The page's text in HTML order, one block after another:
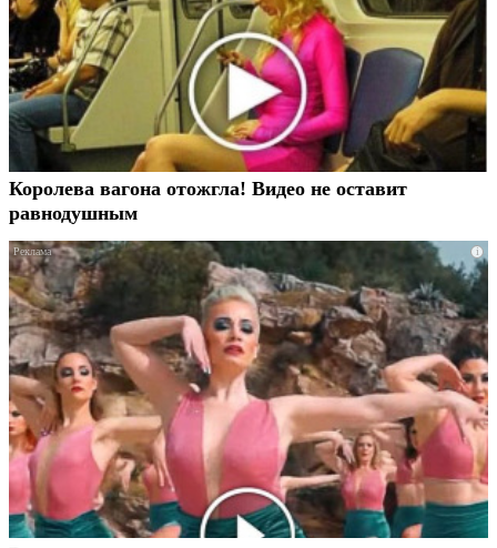
Королева вагона отожгла! Видео не оставит
равнодушным
i